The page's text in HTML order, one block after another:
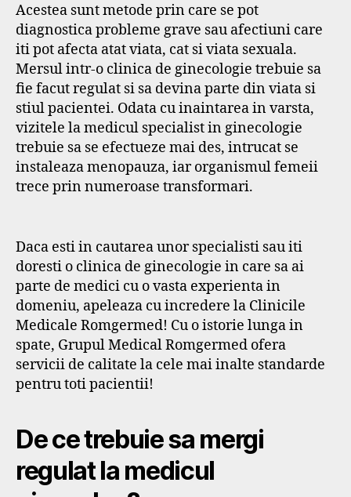
Acestea sunt metode prin care se pot
diagnostica probleme grave sau afectiuni care
iti pot afecta atat viata, cat si viata sexuala.
Mersul intr-o clinica de ginecologie trebuie sa
fie facut regulat si sa devina parte din viata si
stiul pacientei. Odata cu inaintarea in varsta,
vizitele la medicul specialist in ginecologie
trebuie sa se efectueze mai des, intrucat se
instaleaza menopauza, iar organismul femeii
trece prin numeroase transformari.
Daca esti in cautarea unor specialisti sau iti
doresti o clinica de ginecologie in care sa ai
parte de medici cu o vasta experienta in
domeniu, apeleaza cu incredere la Clinicile
Medicale Romgermed! Cu o istorie lunga in
spate, Grupul Medical Romgermed ofera
servicii de calitate la cele mai inalte standarde
pentru toti pacientii!
De ce trebuie sa mergi
regulat la medicul